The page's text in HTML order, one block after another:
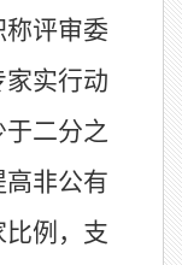
称评审委
家实行动
二分之
非公有
例，支